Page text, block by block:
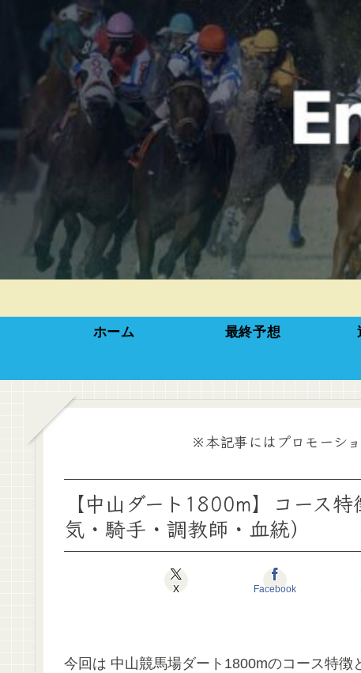
ホーム 最終予想
※本記事にはプロモーシ
【中山ダート1800m】コース
気・騎手・調教師・血統）
X Facebook
今回は 中山競馬場ダート1800mのコース特徴